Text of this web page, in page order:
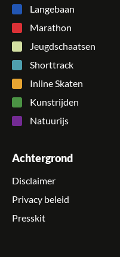
Langebaan
Marathon
Jeugdschaatsen
Shorttrack
Inline Skaten
Kunstrijden
Natuurijs
Achtergrond
Disclaimer
Privacy beleid
Presskit